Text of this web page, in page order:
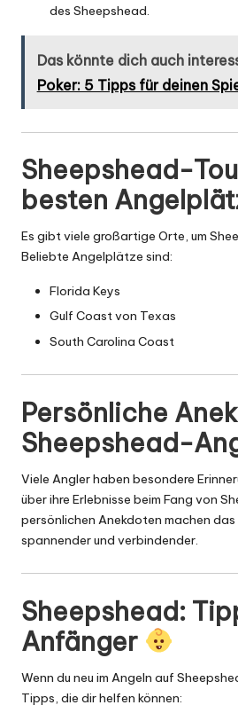
des Sheepshead.
Das könnte dich auch
Poker: 5 Tipps für deinen
Sheepshead-
besten
Es gibt viele großartige Orte, um
Beliebte Angelplätze sind:
Florida Keys
Gulf Coast von Texas
South Carolina Coast
Persönliche
Sheepshead-
Viele Angler haben besondere
über ihre Erlebnisse beim Fang von
persönlichen Anekdoten machen
spannender und verbindender.
Sheepshead:
Anfänger
Wenn du neu im Angeln auf
Tipps, die dir helfen können: